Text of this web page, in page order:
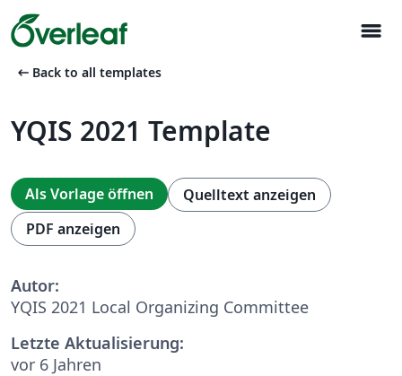
menu
arrow_left_alt Back to all templates
YQIS 2021 Template
Als Vorlage öffnen
Quelltext anzeigen
PDF anzeigen
Autor:
YQIS 2021 Local Organizing Committee
Letzte Aktualisierung:
vor 6 Jahren